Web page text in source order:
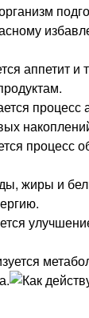
аппетит и
процесс
процесс
жиры и